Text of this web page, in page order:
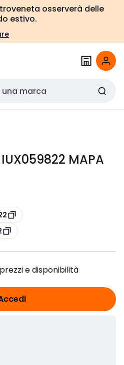
osserverà delle
estivo.
IUX059822 MAPA
e disponibilità